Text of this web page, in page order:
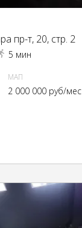
пр-т, 20, стр. 2
5 мин
МАП
2 000 000 руб/мес